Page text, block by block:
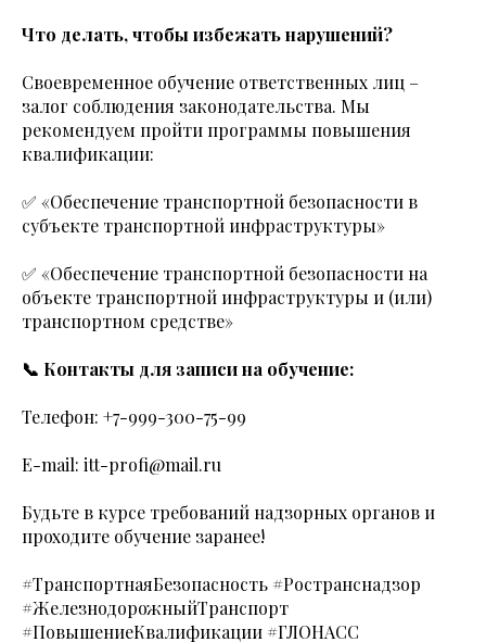
Что делать, чтобы избежать нарушений?
Своевременное обучение ответственных лиц –
залог соблюдения законодательства. Мы
рекомендуем пройти программы повышения
квалификации:
✅ «Обеспечение транспортной безопасности в
субъекте транспортной инфраструктуры»
✅ «Обеспечение транспортной безопасности на
объекте транспортной инфраструктуры и (или)
транспортном средстве»
📞 Контакты для записи на обучение:
Телефон: +7-999-300-75-99
E-mail: itt-profi@mail.ru
Будьте в курсе требований надзорных органов и
проходите обучение заранее!
#ТранспортнаяБезопасность #Ространснадзор
#ЖелезнодорожныйТранспорт
#ПовышениеКвалификации #ГЛОНАСС